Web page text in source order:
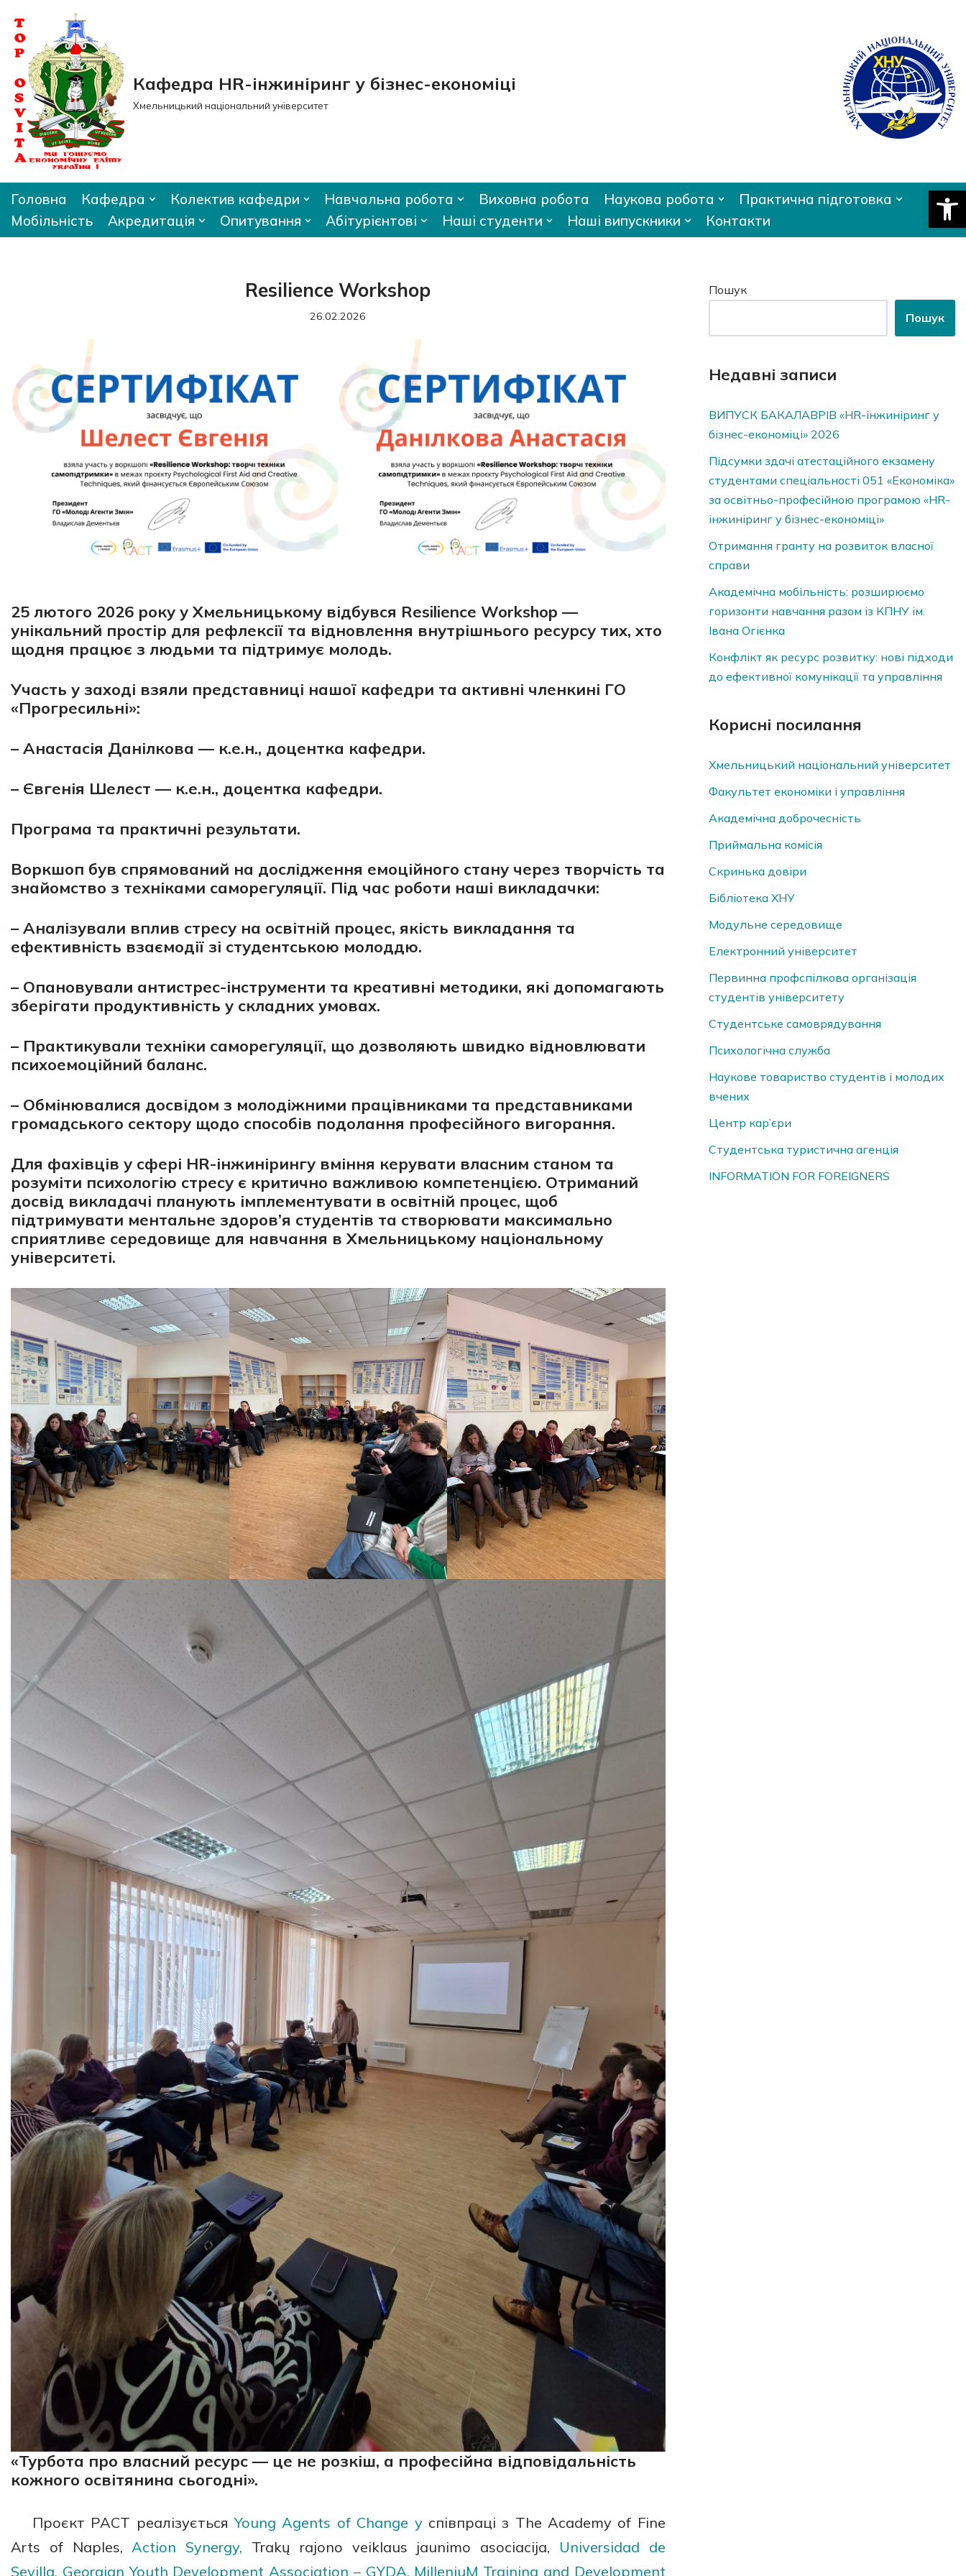
Перейти
до
вмісту
Кафедра HR-інжиніринг у бізнес-економіці
Хмельницький національний університет
Головна Кафедра Колектив кафедри Навчальна робота Виховна робота Наукова робота
Практична підготовка
Мобільність
Акредитація Опитування Абітурієнтові Наші студенти Наші випускники Контакти
Resilience Workshop
26.02.2026
25 лютого 2026 року у Хмельницькому відбувся Resilience Workshop —
унікальний простір для рефлексії та відновлення внутрішнього ресурсу тих, хто
щодня працює з людьми та підтримує молодь.
Участь у заході взяли представниці нашої кафедри та активні членкині ГО
«Прогресильні»:
– Анастасія Данілкова — к.е.н., доцентка кафедри.
– Євгенія Шелест — к.е.н., доцентка кафедри.
Програма та практичні результати.
Воркшоп був спрямований на дослідження емоційного стану через творчість та
знайомство з техніками саморегуляції. Під час роботи наші викладачки:
– Аналізували вплив стресу на освітній процес, якість викладання та
ефективність взаємодії зі студентською молоддю.
– Опановували антистрес-інструменти та креативні методики, які допомагають
зберігати продуктивність у складних умовах.
– Практикували техніки саморегуляції, що дозволяють швидко відновлювати
психоемоційний баланс.
– Обмінювалися досвідом з молодіжними працівниками та представниками
громадського сектору щодо способів подолання професійного вигорання.
Для фахівців у сфері HR-інжинірингу вміння керувати власним станом та
розуміти психологію стресу є критично важливою компетенцією. Отриманий
досвід викладачі планують імплементувати в освітній процес, щоб
підтримувати ментальне здоров’я студентів та створювати максимально
сприятливе середовище для навчання в Хмельницькому національному
університеті.
«Турбота про власний ресурс — це не розкіш, а професійна відповідальність
кожного освітянина сьогодні».
Проєкт PACT реалізуєтьсяYoung Agents of Change успівпраці з The Academy of Fine
Arts of Naples,Action Synergy, Trakų rajono veiklaus jaunimo asociacija, Universidad de
Sevilla, Georgian Youth Development Association – GYDA, MilleniuM Training and Development
Пошук
Пошук
Недавні записи
ВИПУСК БАКАЛАВРІВ «HR-інжиніринг у
бізнес-економіці» 2026
Підсумки здачі атестаційного екзамену
студентами спеціальності 051 «Економіка»
за освітньо-професійною програмою «HR-
інжиніринг у бізнес-економіці»
Отримання гранту на розвиток власної
справи
Академічна мобільність: розширюємо
горизонти навчання разом із КПНУ ім.
Івана Огієнка
Конфлікт як ресурс розвитку: нові підходи
до ефективної комунікації та управління
Корисні посилання
Хмельницький національний університет
Факультет економіки і управління
Академічна доброчесність
Приймальна комісія
Скринька довiри
Бібліотека ХНУ
Модульне середовище
Електронний університет
Первинна профспілкова організація
студентів університету
Студентське самоврядування
Психологічна служба
Наукове товариство студентів і молодих
вчених
Центр кар’єри
Студентська туристична агенція
INFORMATION FOR FOREIGNERS